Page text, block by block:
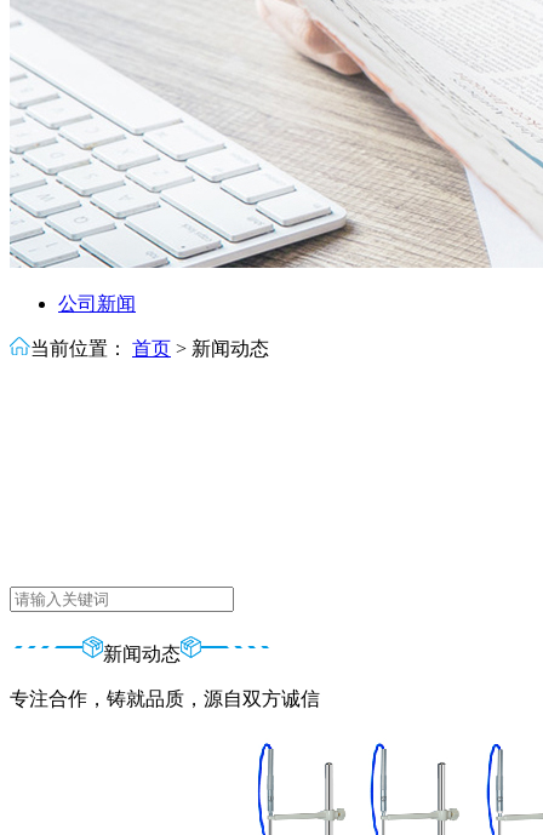
公司新闻
当前位置： 首页 > 新闻动态
新闻动态
专注合作，铸就品质，源自双方诚信